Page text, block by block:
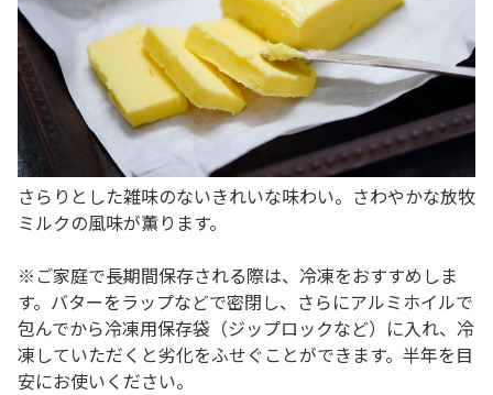
さらりとした雑味のないきれいな味わい。さわやかな放牧
ミルクの風味が薫ります。
※ご家庭で長期間保存される際は、冷凍をおすすめしま
す。バターをラップなどで密閉し、さらにアルミホイルで
包んでから冷凍用保存袋（ジップロックなど）に入れ、冷
凍していただくと劣化をふせぐことができます。半年を目
安にお使いください。